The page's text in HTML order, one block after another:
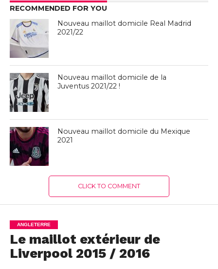
RECOMMENDED FOR YOU
Nouveau maillot domicile Real Madrid
2021/22
Nouveau maillot domicile de la
Juventus 2021/22 !
Nouveau maillot domicile du Mexique
2021
CLICK TO COMMENT
ANGLETERRE
Le maillot extérieur de
Liverpool 2015 / 2016